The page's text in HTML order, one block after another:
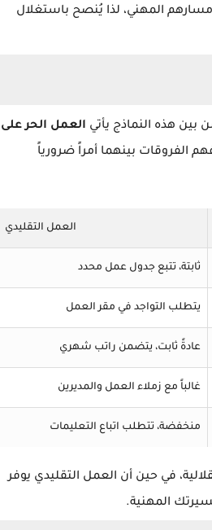
المهني، لذا يُنصح باستغلال
بين هذه النماذج يأتي العمل الحر على
الفروقات بينهما أمراً ضرورياً
العمل التقليدي
ثابتة، تتبع جدول عمل محدد
يتطلب التواجد في مقر العمل
عادةً ثابت، يتضمن راتب شهري
غالباً مع زملاء العمل والمديرين
منخفضة، تتطلب اتباع التعليمات
في حين أن العمل التقليدي يوفر
المهنية.